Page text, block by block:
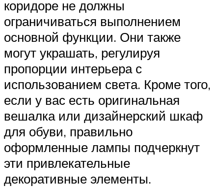
коридоре не должны
ограничиваться выполнением
основной функции. Они также
могут украшать, регулируя
пропорции интерьера с
использованием света. Кроме того,
если у вас есть оригинальная
вешалка или дизайнерский шкаф
для обуви, правильно
оформленные лампы подчеркнут
эти привлекательные
декоративные элементы.